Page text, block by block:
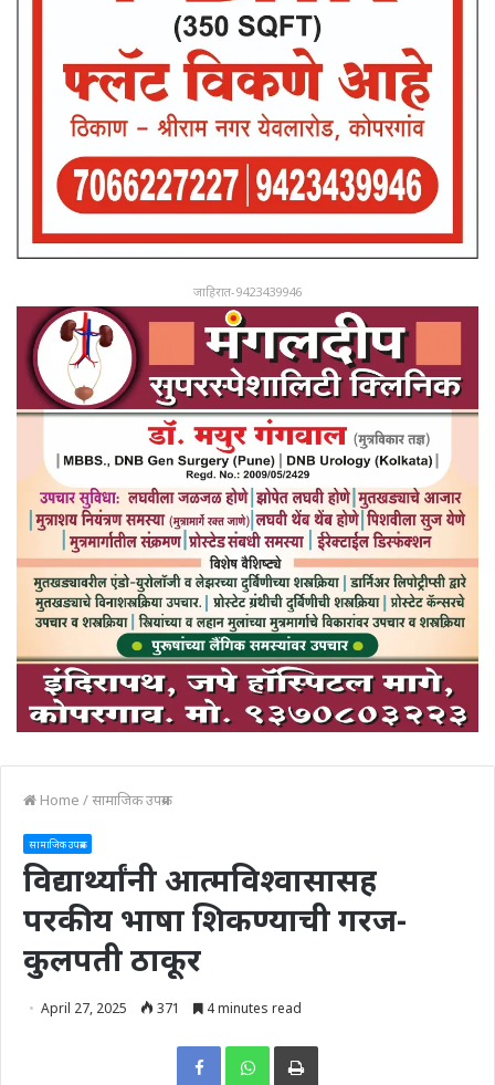
जाहिरात-9423439946
Home /सामाजिक उपक्रम
सामाजिक उपक्रम
विद्यार्थ्यांनी आत्मविश्वासासह
परकीय भाषा शिकण्याची गरज-
कुलपती ठाकूर
April 27, 2025 371 4 minutes read
Print